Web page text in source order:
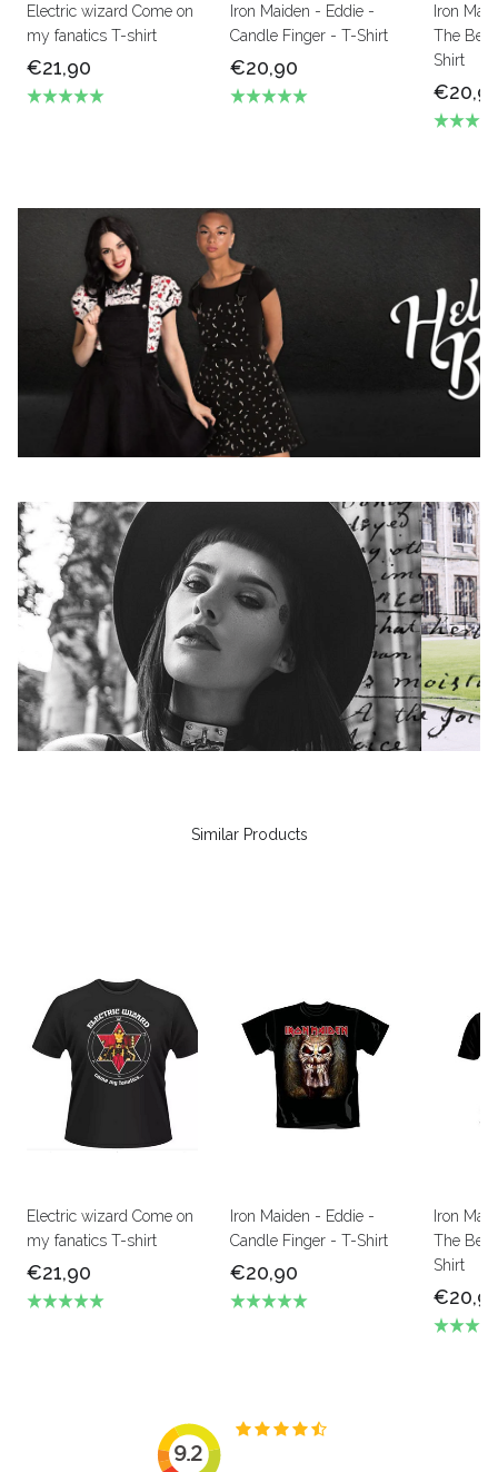
Electric wizard Come on
my fanatics T-shirt
€21,90
Iron Maiden - Eddie -
Candle Finger - T-Shirt
€20,90
Iron
The
Shirt
Similar Products
Electric wizard Come on
my fanatics T-shirt
€21,90
Iron Maiden - Eddie -
Candle Finger - T-Shirt
€20,90
Iron
The
Shirt